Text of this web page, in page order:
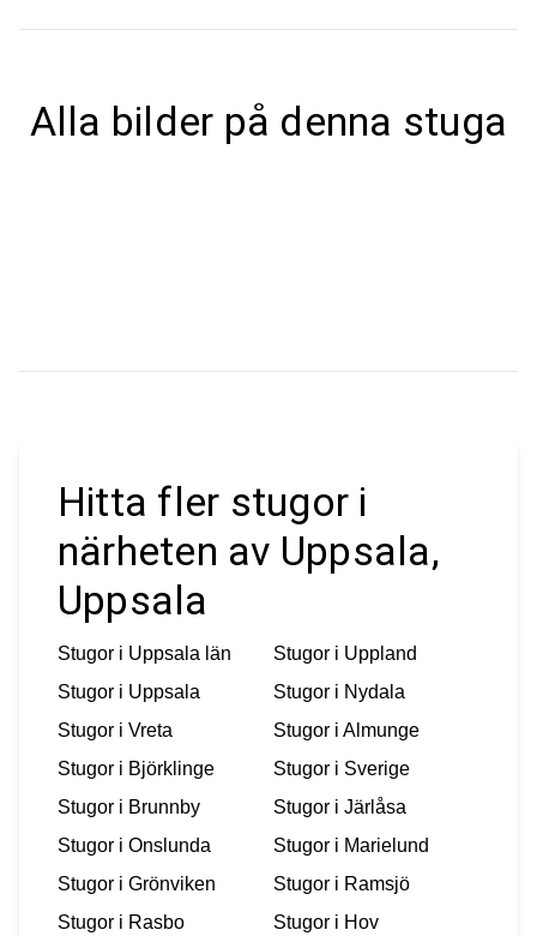
Alla bilder på denna stuga
Hitta fler stugor i
närheten av Uppsala,
Uppsala
Stugor i Uppsala län Stugor i Uppland
Stugor i Uppsala Stugor i Nydala
Stugor i Vreta Stugor i Almunge
Stugor i Björklinge Stugor i Sverige
Stugor i Brunnby Stugor i Järlåsa
Stugor i Onslunda Stugor i Marielund
Stugor i Grönviken Stugor i Ramsjö
Stugor i Rasbo Stugor i Hov